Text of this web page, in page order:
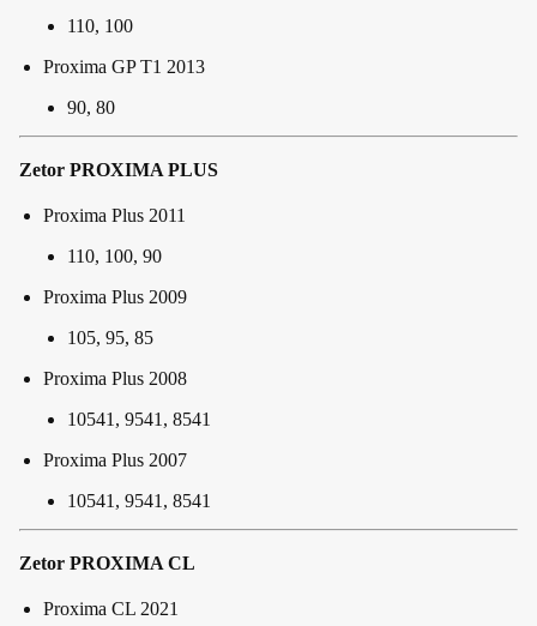
110, 100
Proxima GP T1 2013
90, 80
Zetor PROXIMA PLUS
Proxima Plus 2011
110, 100, 90
Proxima Plus 2009
105, 95, 85
Proxima Plus 2008
10541, 9541, 8541
Proxima Plus 2007
10541, 9541, 8541
Zetor PROXIMA CL
Proxima CL 2021